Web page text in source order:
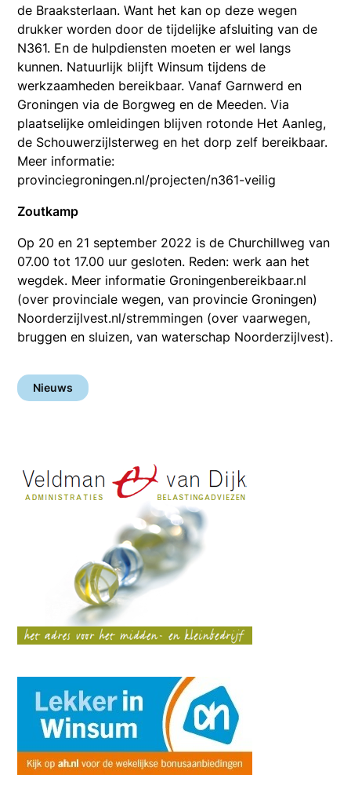
de Braaksterlaan. Want het kan op deze wegen
drukker worden door de tijdelijke afsluiting van de
N361. En de hulpdiensten moeten er wel langs
kunnen. Natuurlijk blijft Winsum tijdens de
werkzaamheden bereikbaar. Vanaf Garnwerd en
Groningen via de Borgweg en de Meeden. Via
plaatselijke omleidingen blijven rotonde Het Aanleg,
de Schouwerzijlsterweg en het dorp zelf bereikbaar.
Meer informatie:
provinciegroningen.nl/projecten/n361-veilig
Zoutkamp
Op 20 en 21 september 2022 is de Churchillweg van
07.00 tot 17.00 uur gesloten. Reden: werk aan het
wegdek. Meer informatie Groningenbereikbaar.nl
(over provinciale wegen, van provincie Groningen)
Noorderzijlvest.nl/stremmingen (over vaarwegen,
bruggen en sluizen, van waterschap Noorderzijlvest).
Nieuws